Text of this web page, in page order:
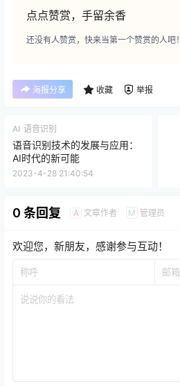
点点赞赏，手留余香
还没有人赞赏，快来当第一个赞赏的人吧！
海报分享 收藏 举报
AI 语音识别
语音识别技术的发展与应用：
AI时代的新可能
2023-4-28 21:40:54
0 条回复 A 文章作者 M 管理员
欢迎您，新朋友，感谢参与互动！